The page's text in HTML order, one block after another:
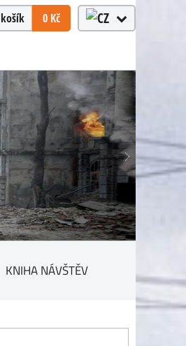
0 Kč
KNIHA NÁVŠTĚV